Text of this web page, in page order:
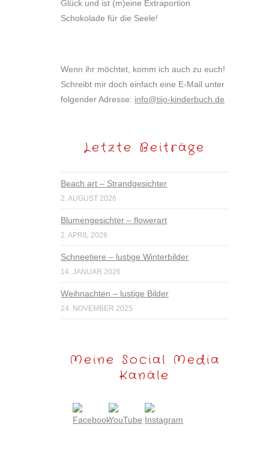
Glück und ist (m)eine Extraportion
Schokolade für die Seele!
Wenn ihr möchtet, komm ich auch zu euch!
Schreibt mir doch einfach eine E-Mail unter
folgender Adresse: info@tijo-kinderbuch.de
Letzte Beiträge
Beach art – Strandgesichter
2. AUGUST 2026
Blumengesichter – flowerart
2. APRIL 2026
Schneetiere – lustige Winterbilder
14. JANUAR 2026
Weihnachten – lustige Bilder
24. NOVEMBER 2025
Meine Social Media
Kanäle